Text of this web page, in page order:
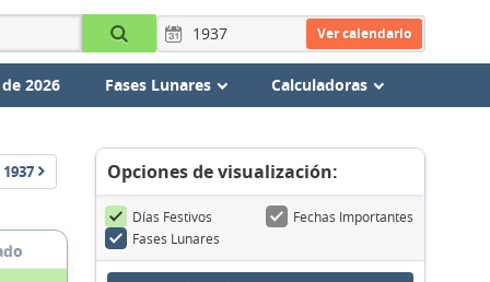
Ver calendario
2026 Fases Lunares Calculadoras
1937 Opciones de visualización:
Días Festivos
Fechas Importantes
Fases Lunares